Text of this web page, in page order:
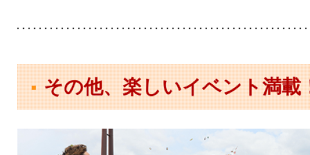
その他、楽しいイベント満載